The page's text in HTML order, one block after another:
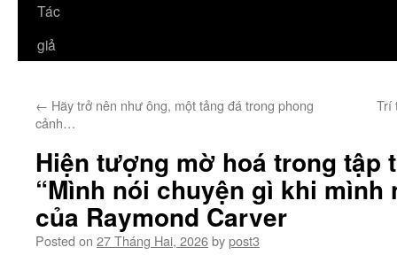
Tác
giả
← Hãy trở nên như ông, một tảng đá trong phong
cảnh…
Trí
Hiện tượng mờ hoá trong tập
“Mình nói chuyện gì khi mình
của Raymond Carver
Posted on 27 Tháng Hai, 2026bypost3